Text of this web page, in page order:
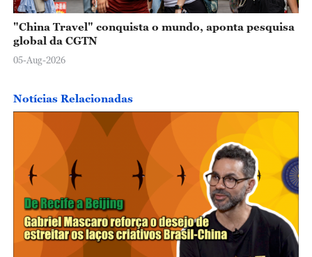
"China Travel" conquista o mundo, aponta pesquisa
global da CGTN
05-Aug-2026
Notícias Relacionadas